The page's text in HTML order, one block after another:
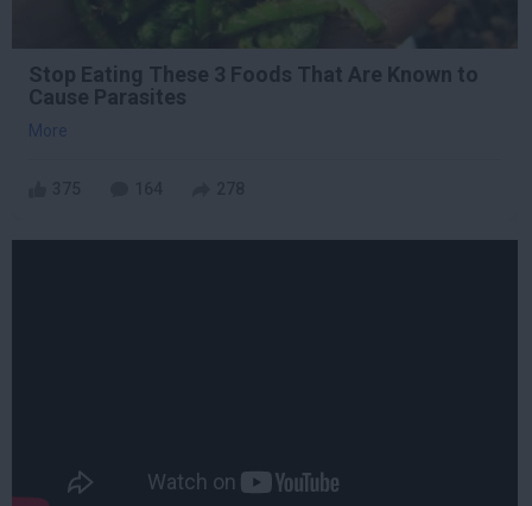
Stop Eating These 3 Foods That Are Known to
Cause Parasites
More